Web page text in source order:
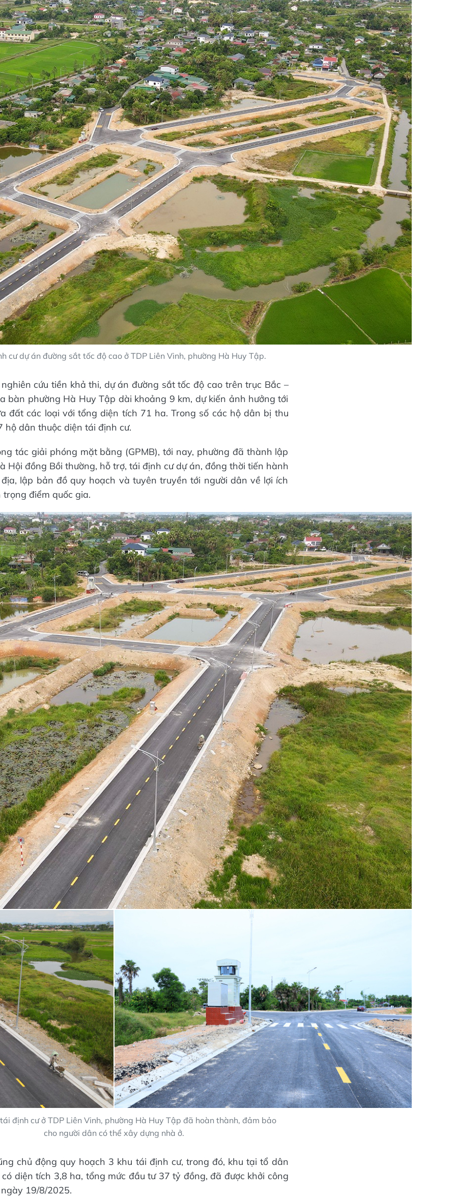
cư dự án đường sắt tốc độ cao ở TDP Liên Vinh, phường Hà Huy Tập.
cứu tiền khả thi, dự án đường sắt tốc độ cao trên trục Bắc –
bàn phường Hà Huy Tập dài khoảng 9 km, dự kiến ảnh hưởng tới
đất các loại với tổng diện tích 71 ha. Trong số các hộ dân bị thu
hộ dân thuộc diện tái định cư.
tác giải phóng mặt bằng (GPMB), tới nay, phường đã thành lập
Hội đồng Bồi thường, hỗ trợ, tái định cư dự án, đồng thời tiến hành
lập bản đồ quy hoạch và tuyên truyền tới người dân về lợi ích
điểm quốc gia.
định cư ở TDP Liên Vinh, phường Hà Huy Tập đã hoàn thành, đảm bảo
cho người dân có thể xây dựng nhà ở.
chủ động quy hoạch 3 khu tái định cư, trong đó, khu tại tổ dân
diện tích 3,8 ha, tổng mức đầu tư 37 tỷ đồng, đã được khởi công
19/8/2025.